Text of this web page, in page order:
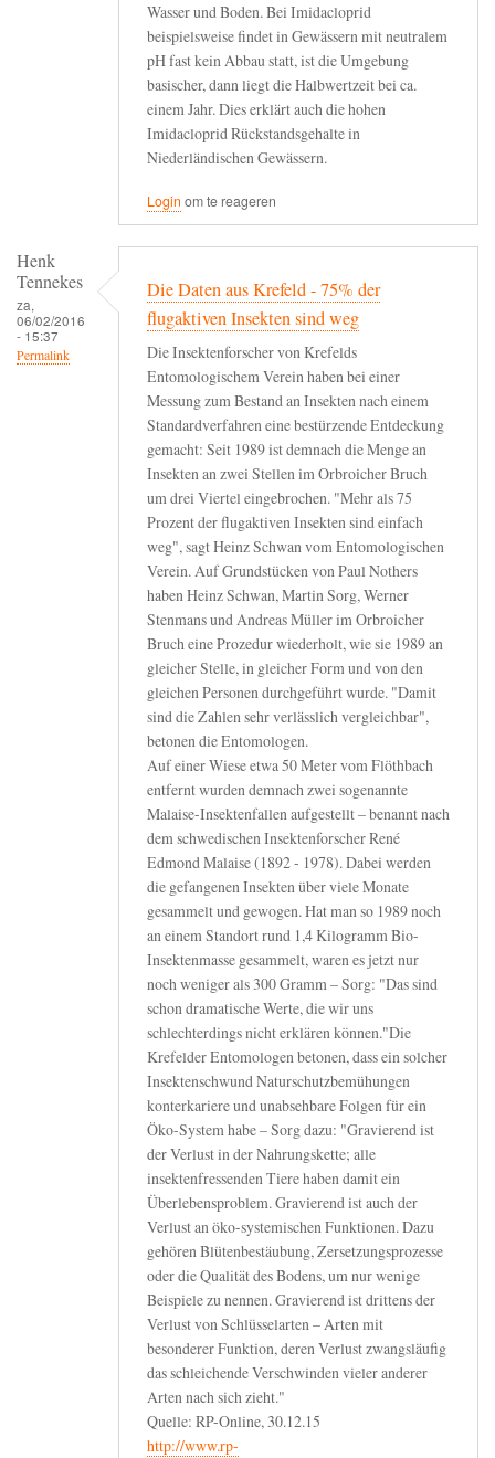
Wasser und Boden. Bei Imidacloprid
beispielsweise findet in Gewässern mit neutralem
pH fast kein Abbau statt, ist die Umgebung
basischer, dann liegt die Halbwertzeit bei ca.
einem Jahr. Dies erklärt auch die hohen
Imidacloprid Rückstandsgehalte in
Niederländischen Gewässern.
Login om te reageren
Henk
Tennekes
za,
06/02/2016
- 15:37
Permalink
Die Daten aus Krefeld - 75% der
flugaktiven Insekten sind weg
Die Insektenforscher von Krefelds
Entomologischem Verein haben bei einer
Messung zum Bestand an Insekten nach einem
Standardverfahren eine bestürzende Entdeckung
gemacht: Seit 1989 ist demnach die Menge an
Insekten an zwei Stellen im Orbroicher Bruch
um drei Viertel eingebrochen. "Mehr als 75
Prozent der flugaktiven Insekten sind einfach
weg", sagt Heinz Schwan vom Entomologischen
Verein. Auf Grundstücken von Paul Nothers
haben Heinz Schwan, Martin Sorg, Werner
Stenmans und Andreas Müller im Orbroicher
Bruch eine Prozedur wiederholt, wie sie 1989 an
gleicher Stelle, in gleicher Form und von den
gleichen Personen durchgeführt wurde. "Damit
sind die Zahlen sehr verlässlich vergleichbar",
betonen die Entomologen.
Auf einer Wiese etwa 50 Meter vom Flöthbach
entfernt wurden demnach zwei sogenannte
Malaise-Insektenfallen aufgestellt – benannt nach
dem schwedischen Insektenforscher René
Edmond Malaise (1892 - 1978). Dabei werden
die gefangenen Insekten über viele Monate
gesammelt und gewogen. Hat man so 1989 noch
an einem Standort rund 1,4 Kilogramm Bio-
Insektenmasse gesammelt, waren es jetzt nur
noch weniger als 300 Gramm – Sorg: "Das sind
schon dramatische Werte, die wir uns
schlechterdings nicht erklären können."Die
Krefelder Entomologen betonen, dass ein solcher
Insektenschwund Naturschutzbemühungen
konterkariere und unabsehbare Folgen für ein
Öko-System habe – Sorg dazu: "Gravierend ist
der Verlust in der Nahrungskette; alle
insektenfressenden Tiere haben damit ein
Überlebensproblem. Gravierend ist auch der
Verlust an öko-systemischen Funktionen. Dazu
gehören Blütenbestäubung, Zersetzungsprozesse
oder die Qualität des Bodens, um nur wenige
Beispiele zu nennen. Gravierend ist drittens der
Verlust von Schlüsselarten – Arten mit
besonderer Funktion, deren Verlust zwangsläufig
das schleichende Verschwinden vieler anderer
Arten nach sich zieht."
Quelle: RP-Online, 30.12.15
http://www.rp-